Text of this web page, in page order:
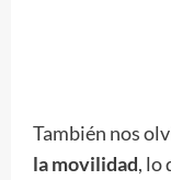
También nos
la movilidad, lo